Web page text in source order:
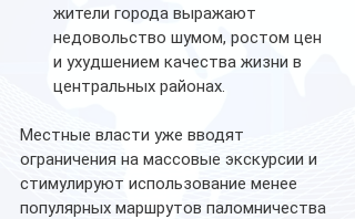
жители города выражают
недовольство шумом, ростом цен
и ухудшением качества жизни в
центральных районах.
Местные власти уже вводят
ограничения на массовые экскурсии и
стимулируют использование менее
популярных маршрутов паломничества